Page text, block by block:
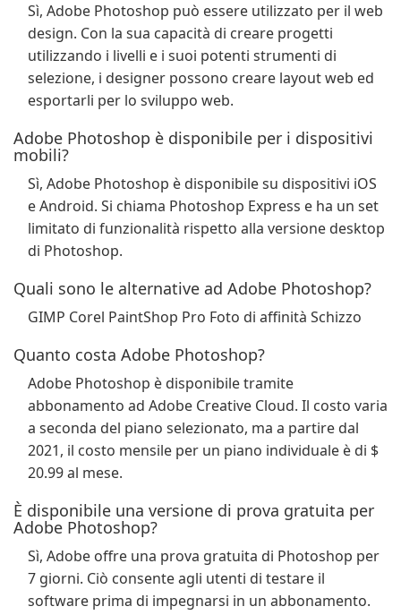
Sì, Adobe Photoshop può essere utilizzato per il web
design. Con la sua capacità di creare progetti
utilizzando i livelli e i suoi potenti strumenti di
selezione, i designer possono creare layout web ed
esportarli per lo sviluppo web.
Adobe Photoshop è disponibile per i dispositivi
mobili?
Sì, Adobe Photoshop è disponibile su dispositivi iOS
e Android. Si chiama Photoshop Express e ha un set
limitato di funzionalità rispetto alla versione desktop
di Photoshop.
Quali sono le alternative ad Adobe Photoshop?
GIMP Corel PaintShop Pro Foto di affinità Schizzo
Quanto costa Adobe Photoshop?
Adobe Photoshop è disponibile tramite
abbonamento ad Adobe Creative Cloud. Il costo varia
a seconda del piano selezionato, ma a partire dal
2021, il costo mensile per un piano individuale è di $
20.99 al mese.
È disponibile una versione di prova gratuita per
Adobe Photoshop?
Sì, Adobe offre una prova gratuita di Photoshop per
7 giorni. Ciò consente agli utenti di testare il
software prima di impegnarsi in un abbonamento.